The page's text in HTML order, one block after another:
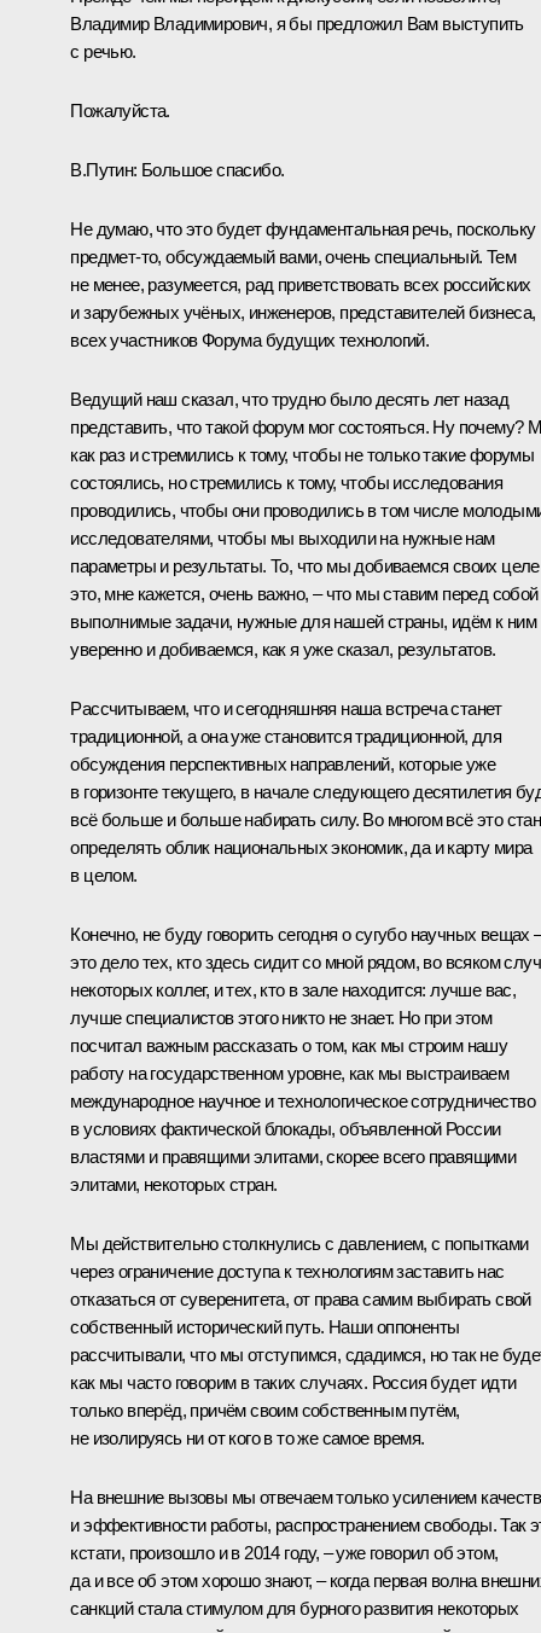
Владимир Владимирович, я бы предложил Вам выступить
с речью.
Пожалуйста.
В.Путин: Большое спасибо.
Не думаю, что это будет фундаментальная речь, поскольку
предмет-то, обсуждаемый вами, очень специальный. Тем
не менее, разумеется, рад приветствовать всех российских
и зарубежных учёных, инженеров, представителей бизнеса,
всех участников Форума будущих технологий.
Ведущий наш сказал, что трудно было десять лет назад
представить, что такой форум мог состояться. Ну почему?
как раз и стремились к тому, чтобы не только такие форумы
состоялись, но стремились к тому, чтобы исследования
проводились, чтобы они проводились в том числе
исследователями, чтобы мы выходили на нужные нам
параметры и результаты. То, что мы добиваемся своих
это, мне кажется, очень важно, – что мы ставим перед собой
выполнимые задачи, нужные для нашей страны, идём к ним
уверенно и добиваемся, как я уже сказал, результатов.
Рассчитываем, что и сегодняшняя наша встреча станет
традиционной, а она уже становится традиционной, для
обсуждения перспективных направлений, которые уже
в горизонте текущего, в начале следующего десятилетия
всё больше и больше набирать силу. Во многом всё это
определять облик национальных экономик, да и карту мира
в целом.
Конечно, не буду говорить сегодня о сугубо научных вещах
это дело тех, кто здесь сидит со мной рядом, во всяком
некоторых коллег, и тех, кто в зале находится: лучше вас,
лучше специалистов этого никто не знает. Но при этом
посчитал важным рассказать о том, как мы строим нашу
работу на государственном уровне, как мы выстраиваем
международное научное и технологическое сотрудничество
в условиях фактической блокады, объявленной России
властями и правящими элитами, скорее всего правящими
элитами, некоторых стран.
Мы действительно столкнулись с давлением, с попытками
через ограничение доступа к технологиям заставить нас
отказаться от суверенитета, от права самим выбирать свой
собственный исторический путь. Наши оппоненты
рассчитывали, что мы отступимся, сдадимся, но так не
как мы часто говорим в таких случаях. Россия будет идти
только вперёд, причём своим собственным путём,
не изолируясь ни от кого в то же самое время.
На внешние вызовы мы отвечаем только усилением
и эффективности работы, распространением свободы. Так
кстати, произошло и в 2014 году, – уже говорил об этом,
да и все об этом хорошо знают, – когда первая волна
санкций стала стимулом для бурного развития некоторых